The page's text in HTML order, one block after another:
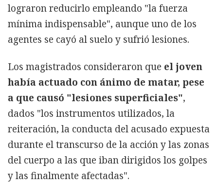
lograron reducirlo empleando "la fuerza
mínima indispensable", aunque uno de los
agentes se cayó al suelo y sufrió lesiones.
Los magistrados consideraron que el joven
había actuado con ánimo de matar, pese
a que causó "lesiones superficiales",
dados "los instrumentos utilizados, la
reiteración, la conducta del acusado expuesta
durante el transcurso de la acción y las zonas
del cuerpo a las que iban dirigidos los golpes
y las finalmente afectadas".